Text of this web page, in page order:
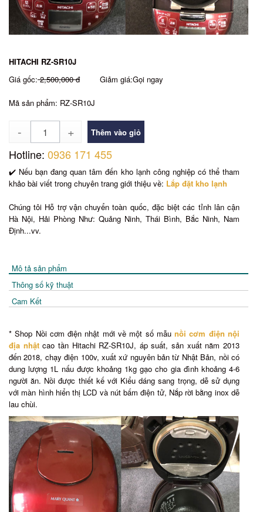
HITACHI RZ-SR10J
Giá gốc:2,500,000 đ Giảm giá:Gọi ngay
Mã sản phẩm: RZ-SR10J
lượng
Hotline: 0936 171 455
✔️ Nếu bạn đang quan tâm đến kho lạnh công nghiệp có thể tham
khảo bài viết trong chuyên trang giới thiệu về: Lắp đặt kho lạnh
Chúng tôi Hỗ trợ vận chuyển toàn quốc, đặc biệt các tỉnh lân cận
Hà Nội, Hải Phòng Như: Quảng Ninh, Thái Bình, Bắc Ninh, Nam
Định...vv.
Mô tả sản phẩm
Thông số kỹ thuật
Cam Kết
* Shop Nồi cơm điện nhật mới về một số mẫunồi cơm điện nội
địa nhậtcao tần Hitachi RZ-SR10J, áp suất, sản xuất năm 2013
đến 2018, chạy điện 100v, xuất xứ nguyên bản từ Nhật Bản, nồi có
dung lượng 1L nấu được khoảng 1kg gạo cho gia đình khoảng 4-6
người ăn. Nồi được thiết kế với Kiểu dáng sang trọng, dễ sử dụng
với màn hình hiển thị LCD và nút bấm điện tử, Nắp rời bằng inox dễ
lau chùi.